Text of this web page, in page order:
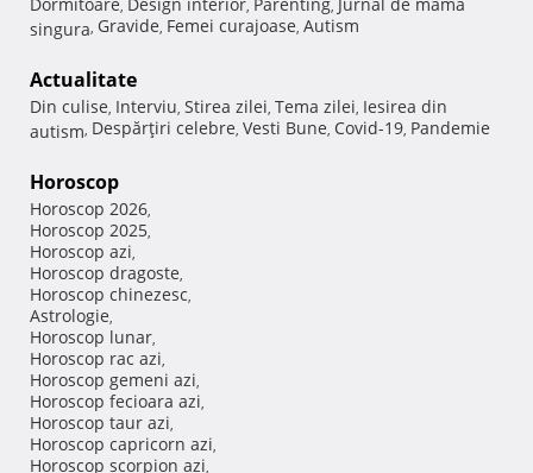
, , ,
singura, Gravide, Femei curajoase, Autism
Actualitate
Din culise, Interviu, Stirea zilei, Tema zilei, Iesirea din
autism, Despărţiri celebre, Vesti Bune, Covid-19, Pandemie
Horoscop
Horoscop 2026,
Horoscop 2025,
Horoscop azi,
Horoscop dragoste,
Horoscop chinezesc,
Astrologie,
Horoscop lunar,
Horoscop rac azi,
Horoscop gemeni azi,
Horoscop fecioara azi,
Horoscop taur azi,
Horoscop capricorn azi,
Horoscop scorpion azi,